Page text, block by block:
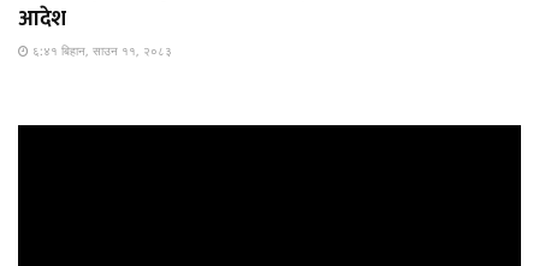
आदेश
६:४१ बिहान, साउन ११, २०८३